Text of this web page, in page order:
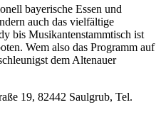
bayerische Essen und
auch das vielfältige
bis Musikantenstammtisch ist
Wem also das Programm auf
dem Altenauer
19, 82442 Saulgrub, Tel.